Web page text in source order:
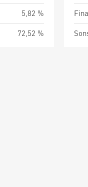
5,82 %
72,52 %